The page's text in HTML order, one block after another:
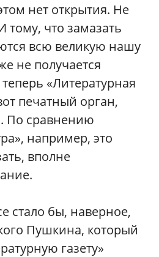
нет открытия. Не
тому, что замазать
всю великую нашу
не получается
«Литературная
печатный орган,
По сравнению
например, это
вполне
стало бы, наверное,
Пушкина, который
газету»